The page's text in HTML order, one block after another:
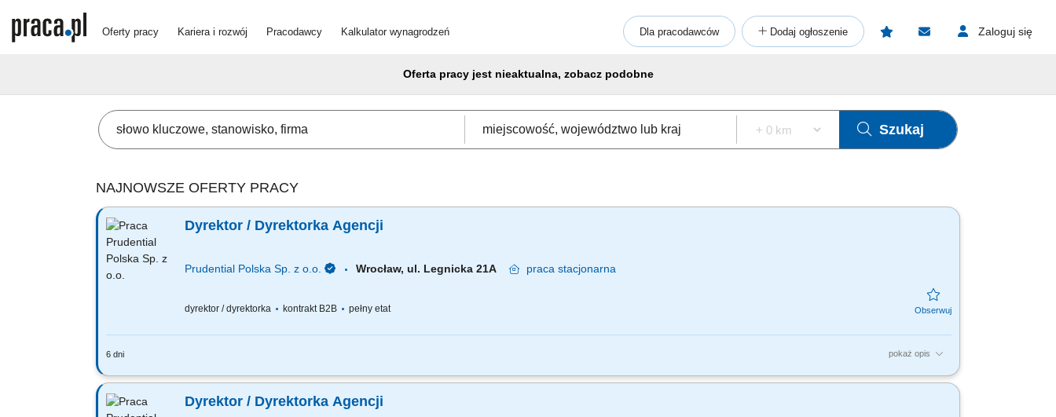
Oferty pracy Kariera i rozwój Pracodawcy Kalkulator wynagrodzeń Dla pracodawców Dodaj ogłoszenie Zaloguj się
Oferta pracy jest nieaktualna, zobacz podobne
Szukaj
NAJNOWSZE OFERTY PRACY
Dyrektor / Dyrektorka Agencji
Prudential Polska Sp. z o.o. Wrocław, ul. Legnicka 21A praca stacjonarna
dyrektor / dyrektorka kontrakt B2B pełny etat
6 dni pokaż opis
Za co będziesz odpowiadać: własny biznes przychodowy i zarządzanie zespołem sprzedaży, rekrutację i wdrożenie nowych Konsultantów ds. Planowania
Dyrektor / Dyrektorka Agencji